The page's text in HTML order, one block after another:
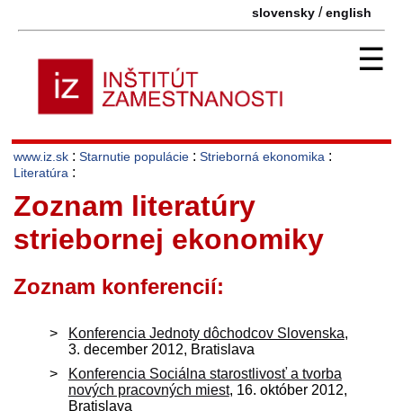
slovensky /english
☰
www.iz.sk : Starnutie populácie : Strieborná ekonomika :
Literatúra :
Zoznam literatúry
striebornej ekonomiky
Zoznam konferencií:
Konferencia Jednoty dôchodcov Slovenska,
3. december 2012, Bratislava
Konferencia Sociálna starostlivosť a tvorba
nových pracovných miest, 16. október 2012,
Bratislava